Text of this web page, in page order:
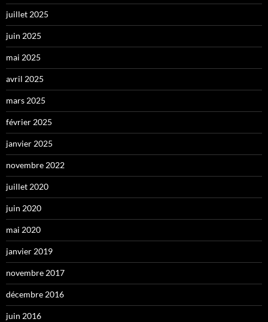
juillet 2025
juin 2025
mai 2025
avril 2025
mars 2025
février 2025
janvier 2025
novembre 2022
juillet 2020
juin 2020
mai 2020
janvier 2019
novembre 2017
décembre 2016
juin 2016